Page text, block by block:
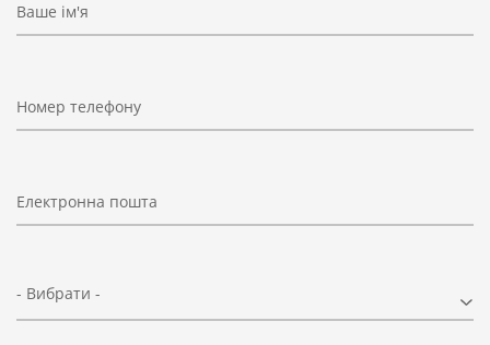
Ваше ім'я
Номер телефону
Електронна пошта
- Вибрати -